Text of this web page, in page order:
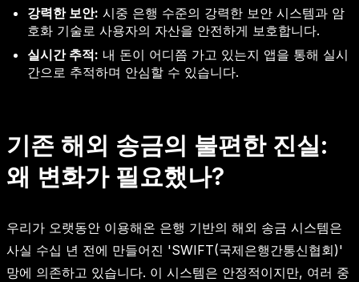
강력한 보안: 시중 은행 수준의 강력한 보안 시스템과 암
호화 기술로 사용자의 자산을 안전하게 보호합니다.
실시간 추적: 내 돈이 어디쯤 가고 있는지 앱을 통해 실시
간으로 추적하며 안심할 수 있습니다.
기존 해외 송금의 불편한 진실:
왜 변화가 필요했나?
우리가 오랫동안 이용해온 은행 기반의 해외 송금 시스템은
사실 수십 년 전에 만들어진 'SWIFT(국제은행간통신협회)'
망에 의존하고 있습니다. 이 시스템은 안정적이지만, 여러 중